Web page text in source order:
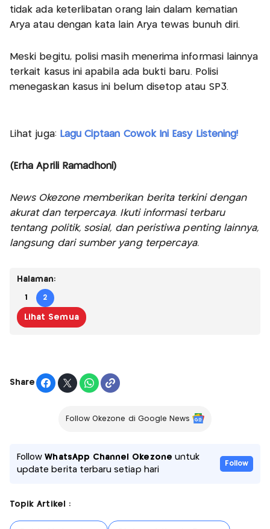
tidak ada keterlibatan orang lain dalam kematian
Arya atau dengan kata lain Arya tewas bunuh diri.
Meski begitu, polisi masih menerima informasi lainnya
terkait kasus ini apabila ada bukti baru. Polisi
menegaskan kasus ini belum disetop atau SP3.
Lihat juga: Lagu Ciptaan Cowok Ini Easy Listening!
(Erha Aprili Ramadhoni)
News Okezone memberikan berita terkini dengan
akurat dan terpercaya. Ikuti informasi terbaru
tentang politik, sosial, dan peristiwa penting lainnya,
langsung dari sumber yang terpercaya.
Halaman:
1 2
Lihat Semua
Share
Follow Okezone di Google News
FollowWhatsApp Channel Okezone untuk
update berita terbaru setiap hari
Follow
Topik Artikel :